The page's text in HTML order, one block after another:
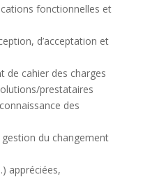
fonctionnelles et
d’acceptation et
de cahier des charges
prestataires
des
du changement
appréciées,